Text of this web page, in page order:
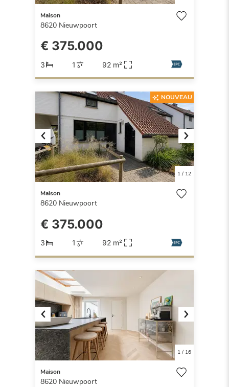
Maison
8620 Nieuwpoort
€ 375.000
3 1 92 m²
Previous Next
1/ 12
NOUVEAU
Maison
8620 Nieuwpoort
€ 375.000
3 1 92 m²
Previous Next
1/ 16
Maison
8620 Nieuwpoort